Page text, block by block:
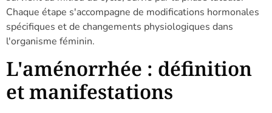
Chaque étape s'accompagne de modifications hormonales
spécifiques et de changements physiologiques dans
l'organisme féminin.
L'aménorrhée : définition
et manifestations